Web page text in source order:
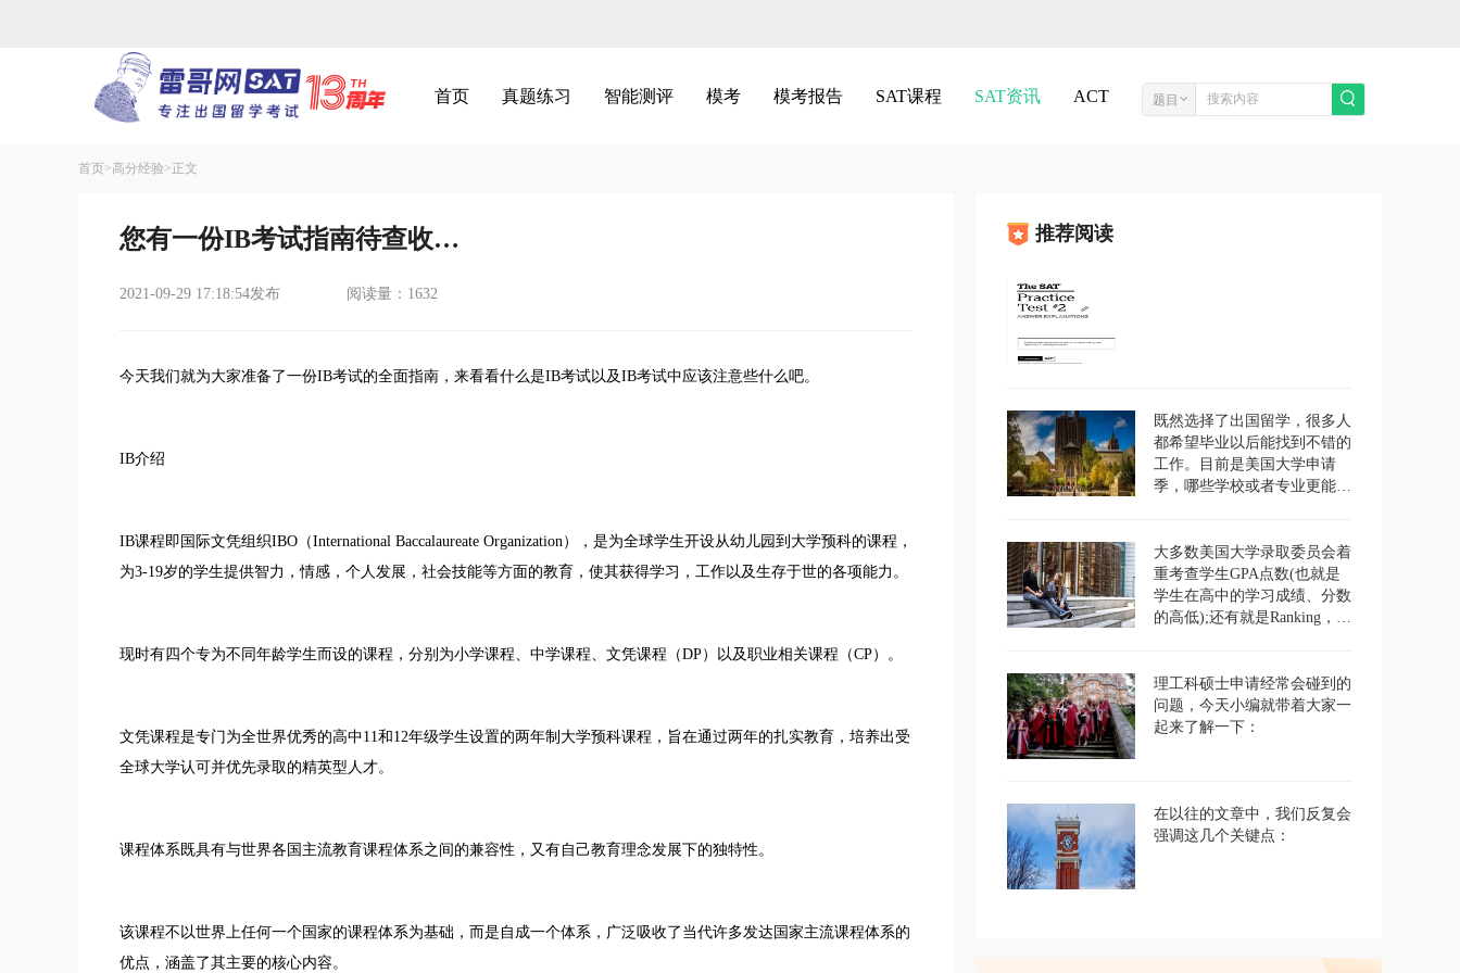
首页 真题练习 智能测评 模考 模考报告 SAT课程 SAT资讯 ACT 题目
首页>高分经验>正文
您有一份IB考试指南待查收…
2021-09-29 17:18:54发布 阅读量：1632
今天我们就为大家准备了一份IB考试的全面指南，来看看什么是IB考试以及IB考试中应该注意些什么吧。
IB介绍
IB课程即国际文凭组织IBO（International Baccalaureate Organization），是为全球学生开设从幼儿园到大学预科的课程，
为3-19岁的学生提供智力，情感，个人发展，社会技能等方面的教育，使其获得学习，工作以及生存于世的各项能力。
现时有四个专为不同年龄学生而设的课程，分别为小学课程、中学课程、文凭课程（DP）以及职业相关课程（CP）。
文凭课程是专门为全世界优秀的高中11和12年级学生设置的两年制大学预科课程，旨在通过两年的扎实教育，培养出受
全球大学认可并优先录取的精英型人才。
课程体系既具有与世界各国主流教育课程体系之间的兼容性，又有自己教育理念发展下的独特性。
该课程不以世界上任何一个国家的课程体系为基础，而是自成一个体系，广泛吸收了当代许多发达国家主流课程体系的
优点，涵盖了其主要的核心内容。
推荐阅读
既然选择了出国留学，很多人
都希望毕业以后能找到不错的
工作。目前是美国大学申请
季，哪些学校或者专业更能满
大多数美国大学录取委员会着
重考查学生GPA点数(也就是
学生在高中的学习成绩、分数
的高低);还有就是Ranking，学
年学习能力，GPA最好要达到
3.0以上，名校，相对于这个
成绩的要求，就会更高。
理工科硕士申请经常会碰到的
问题，今天小编就带着大家一
起来了解一下：
在以往的文章中，我们反复会
强调这几个关键点：